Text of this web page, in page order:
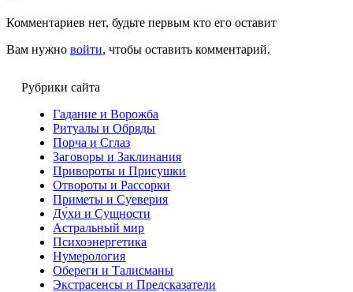
Комментариев нет, будьте первым кто его оставит
Вам нужно войти, чтобы оставить комментарий.
Рубрики сайта
Гадание и Ворожба
Ритуалы и Обряды
Порча и Сглаз
Заговоры и Заклинания
Привороты и Присушки
Отвороты и Рассорки
Приметы и Суеверия
Ду́хи и Сущности
Астральный мир
Психоэнергетика
Нумерология
Обереги и Талисманы
Экстрасенсы и Предсказатели